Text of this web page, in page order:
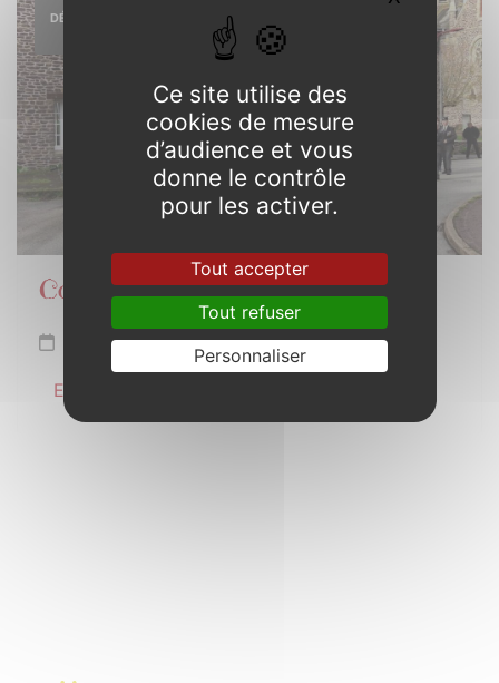
DÉCEMBRE
Commémoration 6 décembre
Dimanche 6 décembre de 10h30 à 11h30
En savoir plus
Ce site utilise des
cookies de mesure
d’audience et vous
donne le contrôle
pour les activer.
Tout accepter
Tout refuser
Personnaliser